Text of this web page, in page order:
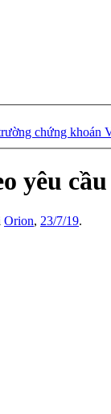
chứng khoán
yêu
Orion, 23/7/19.